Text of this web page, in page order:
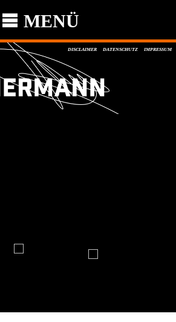
MENÜ
DISCLAIMER DATENSCHUTZ IMPRESSUM